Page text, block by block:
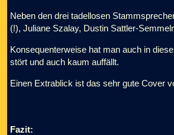
Neben den drei tadellosen
(!), Juliane Szalay, Dustin Sattler-
Konsequenterweise hat man auch in
stört und auch kaum auffällt.
Einen Extrablick ist das sehr gute Cover
Fazit: